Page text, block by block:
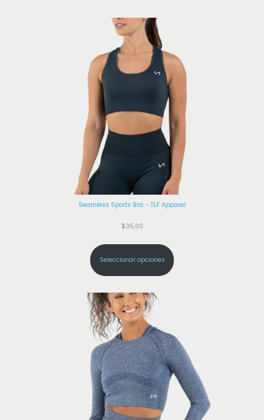
Seamless Sports Bra - TLF Apparel
$35,00
Seleccionar opciones